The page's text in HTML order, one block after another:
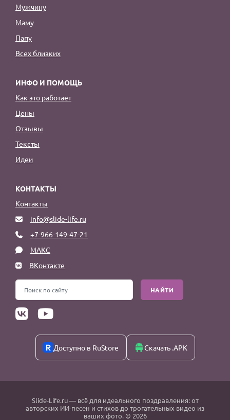
Мужчину
Маму
Папу
Всех близких
ИНФО И ПОМОЩЬ
Как это работает
Цены
Отзывы
Тексты
Идеи
КОНТАКТЫ
Контакты
info@slide-life.ru
+7-966-149-47-21
МАКС
ВКонтакте
НАЙТИ
Доступно в RuStore Скачать .APK
Slide-Life.ru— всё для идеального поздравления: от
авторских ИИ-песен и стихов до трогательных видео из
ваших фото. © 2026